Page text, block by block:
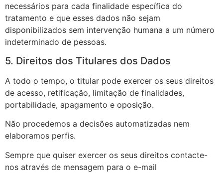
necessários para cada finalidade específica do
tratamento e que esses dados não sejam
disponibilizados sem intervenção humana a um número
indeterminado de pessoas.
5. Direitos dos Titulares dos Dados
A todo o tempo, o titular pode exercer os seus direitos
de acesso, retificação, limitação de finalidades,
portabilidade, apagamento e oposição.
Não procedemos a decisões automatizadas nem
elaboramos perfis.
Sempre que quiser exercer os seus direitos contacte-
nos através de mensagem para o e-mail